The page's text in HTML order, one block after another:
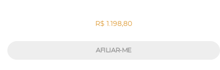
R$ 1.198,80
AFILIAR-ME